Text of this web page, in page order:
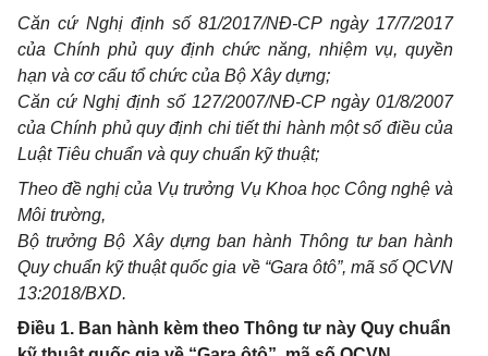
Căn cứ Nghị định số 81/2017/NĐ-CP ngày 17/7/2017
của Chính phủ quy định chức năng, nhiệm vụ, quyền
hạn và cơ cấu tổ chức của Bộ Xây dựng;
Căn cứ Nghị định số 127/2007/NĐ-CP ngày 01/8/2007
của Chính phủ quy định chi tiết thi hành một số điều của
Luật Tiêu chuẩn và quy chuẩn kỹ thuật;
Theo đề nghị của Vụ trưởng Vụ Khoa học Công nghệ và
Môi trường,
Bộ trưởng Bộ Xây dựng ban hành Thông tư ban hành
Quy chuẩn kỹ thuật quốc gia về “Gara ôtô”, mã số QCVN
13:2018/BXD.
Điều 1. Ban hành kèm theo Thông tư này Quy chuẩn